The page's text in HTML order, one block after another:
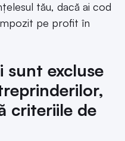
tău, dacă ai cod
pe profit în
excluse
criteriile de